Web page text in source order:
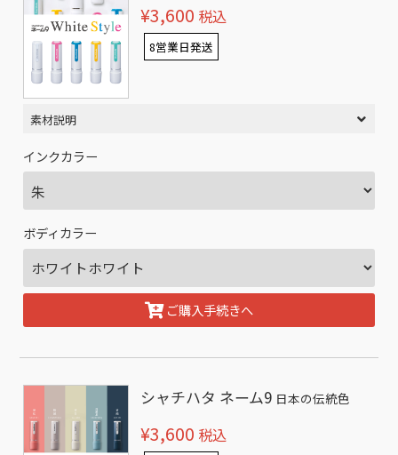
¥3,600 税込
8営業日発送
素材説明
インクカラー
ボディカラー
ご購入手続きへ
シャチハタ ネーム9 日本の伝統色
¥3,600 税込